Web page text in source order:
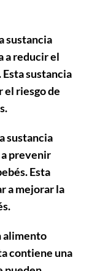
sustancia
a reducir el
sustancia
el riesgo de
sustancia
a prevenir
Esta
a mejorar la
alimento
contiene una